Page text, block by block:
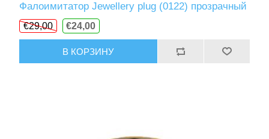
Фалоимитатор Jewellery plug (0122) прозрачный
€29,00 €24,00
В КОРЗИНУ